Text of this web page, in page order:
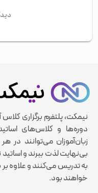
نیمکت، پلتفرم برگزاری
دوره‌ها و کلاس‌های
زبان‌آموزان می‌توانند در
بی‌نهایت لذت ببرند و
به تدریس می‌کنند و علاوه بر
خواهند بود.